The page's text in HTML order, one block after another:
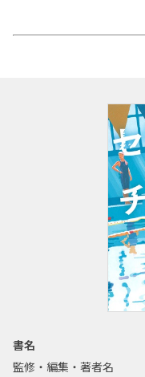
書名
監修・編集・著者名